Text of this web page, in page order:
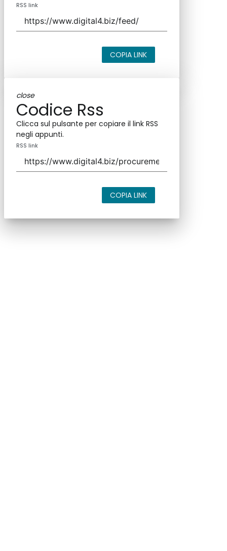
RSS link
COPIA LINK
close
Codice Rss
Clicca sul pulsante per copiare il link RSS
negli appunti.
RSS link
COPIA LINK